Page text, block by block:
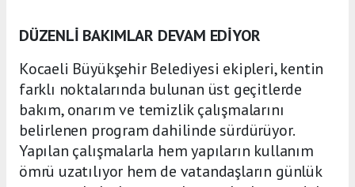
DÜZENLİ BAKIMLAR DEVAM EDİYOR
Kocaeli Büyükşehir Belediyesi ekipleri, kentin
farklı noktalarında bulunan üst geçitlerde
bakım, onarım ve temizlik çalışmalarını
belirlenen program dahilinde sürdürüyor.
Yapılan çalışmalarla hem yapıların kullanım
ömrü uzatılıyor hem de vatandaşların günlük